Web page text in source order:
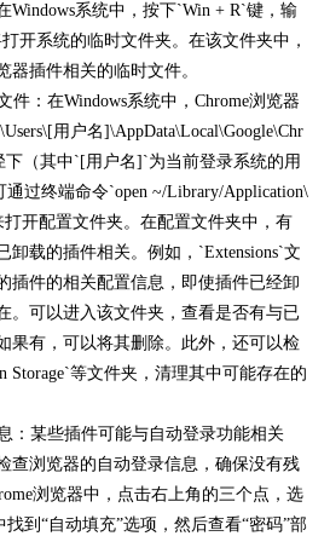
Windows系统中，按下`Win + R`键，输
开系统的临时文件夹。在该文件夹中，
器插件相关的临时文件。
件：在Windows系统中，Chrome浏览器
用户名]\AppData\Local\Google\Chr
下（其中`[用户名]`为当前登录系统的用
通过终端命令`open ~/Library/Application\
打开配置文件夹。在配置文件夹中，有
卸载的插件相关。例如，`Extensions`文
插件的相关配置信息，即使插件已经卸
。可以进入该文件夹，查看是否有与已
果有，可以将其删除。此外，还可以检
Storage`等文件夹，清理其中可能存在的
：某些插件可能与自动登录功能相关
查浏览器的自动登录信息，确保没有残
浏览器中，点击右上角的三个点，选
找到“自动填充”选项，然后查看“密码”部